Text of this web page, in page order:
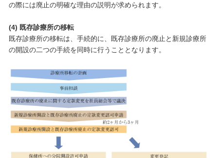
の際には廃止の明確な理由の説明が求められます。
(4) 既存診療所の移転
既存診療所の移転は、手続的に、既存診療所の廃止と新規診療所
の開設の二つの手続を同時に行うこととなります。